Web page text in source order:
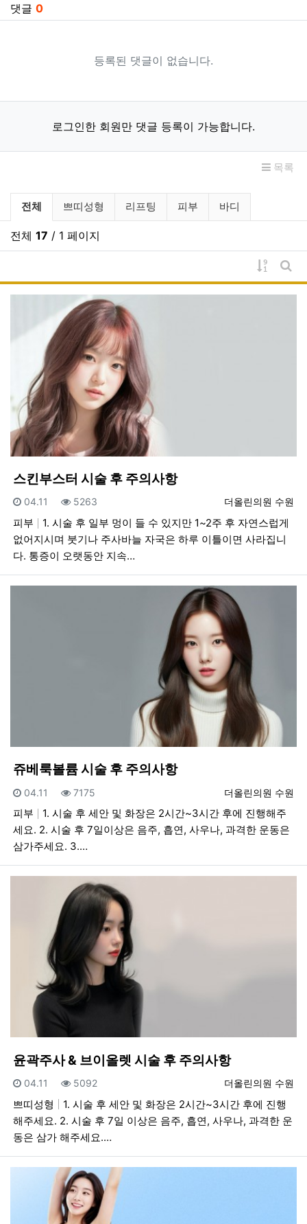
댓글 0
등록된 댓글이 없습니다.
로그인한 회원만 댓글 등록이 가능합니다.
목록
시술별 주의사항 분류 목록
전체 쁘띠성형 리프팅 피부 바디
전체 17 / 1 페이지
게시물
게
스킨부스터 시술 후 주의사항
등록자
더올린의원 수원
등록일
04.11 조회
5263
피부
1. 시술 후 일부 멍이 들 수 있지만 1~2주 후 자연스럽게
없어지시며 붓기나 주사바늘 자국은 하루 이틀이면 사라집니
다. 통증이 오랫동안 지속…
쥬베룩볼륨 시술 후 주의사항
등록자
더올린의원 수원
등록일
04.11 조회
7175
피부
1. 시술 후 세안 및 화장은 2시간~3시간 후에 진행해주
세요. 2. 시술 후 7일이상은 음주, 흡연, 사우나, 과격한 운동은
삼가주세요. 3.…
윤곽주사 & 브이올렛 시술 후 주의사항
등록자
더올린의원 수원
등록일
04.11 조회
5092
쁘띠성형
1. 시술 후 세안 및 화장은 2시간~3시간 후에 진행
해주세요. 2. 시술 후 7일 이상은 음주, 흡연, 사우나, 과격한 운
동은 삼가 해주세요.…